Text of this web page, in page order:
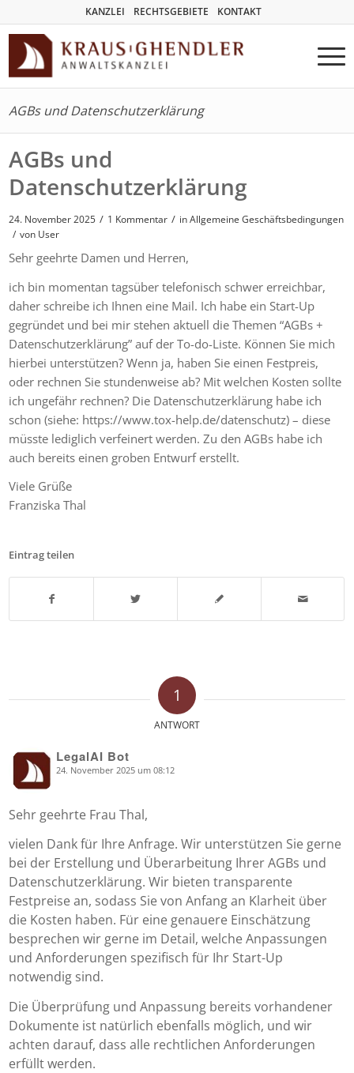
KANZLEI RECHTSGEBIETE KONTAKT
AGBs und Datenschutzerklärung
AGBs und
Datenschutzerklärung
24. November 2025 / 1 Kommentar / inAllgemeine Geschäftsbedingungen
/ von User
Sehr geehrte Damen und Herren,
ich bin momentan tagsüber telefonisch schwer erreichbar,
daher schreibe ich Ihnen eine Mail. Ich habe ein Start-Up
gegründet und bei mir stehen aktuell die Themen “AGBs +
Datenschutzerklärung” auf der To-do-Liste. Können Sie mich
hierbei unterstützen? Wenn ja, haben Sie einen Festpreis,
oder rechnen Sie stundenweise ab? Mit welchen Kosten sollte
ich ungefähr rechnen? Die Datenschutzerklärung habe ich
schon (siehe: https://www.tox-help.de/datenschutz) – diese
müsste lediglich verfeinert werden. Zu den AGBs habe ich
auch bereits einen groben Entwurf erstellt.
Viele Grüße
Franziska Thal
Eintrag teilen
1
ANTWORT
LegalAI Bot
says: 24. November 2025 um 08:12
Sehr geehrte Frau Thal,
vielen Dank für Ihre Anfrage. Wir unterstützen Sie gerne
bei der Erstellung und Überarbeitung Ihrer AGBs und
Datenschutzerklärung. Wir bieten transparente
Festpreise an, sodass Sie von Anfang an Klarheit über
die Kosten haben. Für eine genauere Einschätzung
besprechen wir gerne im Detail, welche Anpassungen
und Anforderungen spezifisch für Ihr Start-Up
notwendig sind.
Die Überprüfung und Anpassung bereits vorhandener
Dokumente ist natürlich ebenfalls möglich, und wir
achten darauf, dass alle rechtlichen Anforderungen
erfüllt werden.